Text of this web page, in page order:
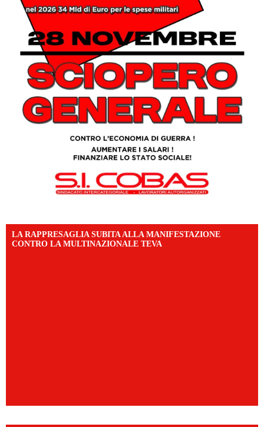
LA RAPPRESAGLIA SUBITA ALLA MANIFESTAZIONE
CONTRO LA MULTINAZIONALE TEVA